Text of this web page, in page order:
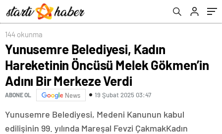
Verdi
144 okunma
Yunusemre Belediyesi, Kadın
Hareketinin Öncüsü Melek Gökmen’in
Adını Bir Merkeze Verdi
ABONE OL News 19 Şubat 2025 03:47
Yunusemre Belediyesi, Medeni Kanunun kabul
edilişinin 99. yılında Mareşal Fevzi ÇakmakKadın